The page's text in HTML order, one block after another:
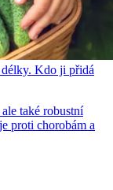
Kdo ji přidá
také robustní
proti chorobám a